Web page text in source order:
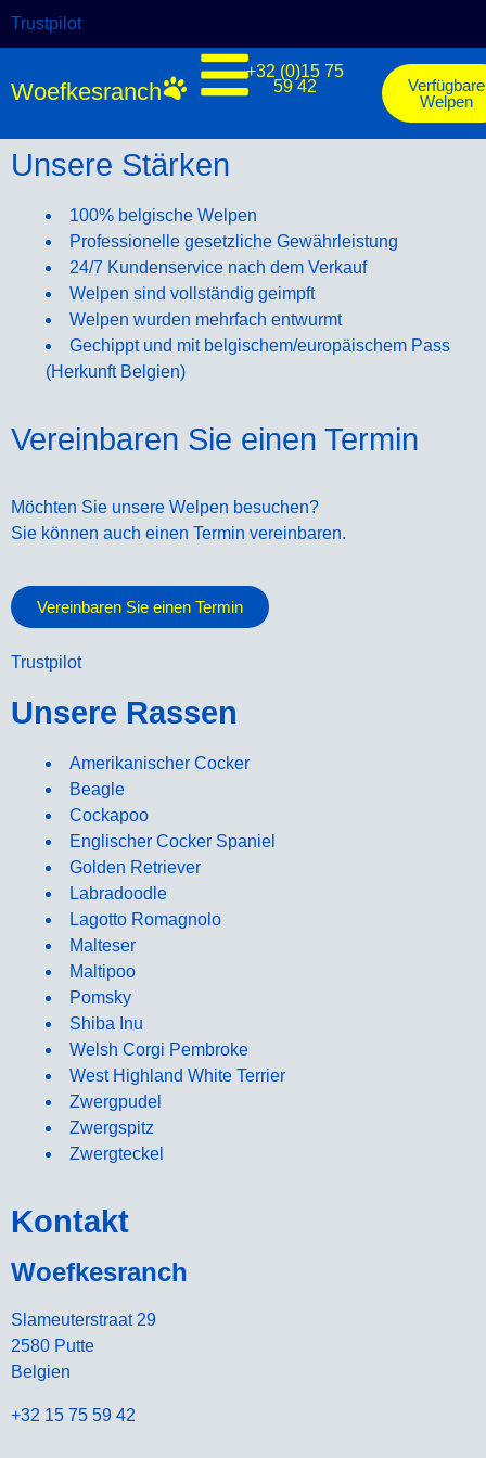
Trustpilot
Woefkesranch
+32 (0)15 75
59 42
Verfügbare
Welpen
Unsere Stärken
100% belgische Welpen
Professionelle gesetzliche Gewährleistung
24/7 Kundenservice nach dem Verkauf
Welpen sind vollständig geimpft
Welpen wurden mehrfach entwurmt
Gechippt und mit belgischem/europäischem Pass
(Herkunft Belgien)
Vereinbaren Sie einen Termin
Möchten Sie unsere Welpen besuchen?
Sie können auch einen Termin vereinbaren.
Vereinbaren Sie einen Termin
Trustpilot
Unsere Rassen
Amerikanischer Cocker
Beagle
Cockapoo
Englischer Cocker Spaniel
Golden Retriever
Labradoodle
Lagotto Romagnolo
Malteser
Maltipoo
Pomsky
Shiba Inu
Welsh Corgi Pembroke
West Highland White Terrier
Zwergpudel
Zwergspitz
Zwergteckel
Kontakt
Woefkesranch
Slameuterstraat 29
2580 Putte
Belgien
+32 15 75 59 42